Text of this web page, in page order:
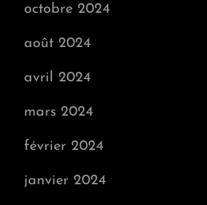
octobre 2024
août 2024
avril 2024
mars 2024
février 2024
janvier 2024